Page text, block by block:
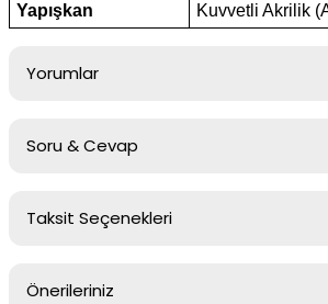
Yapışkan
Kuvvetli Akrilik
Yorumlar
Soru & Cevap
Ürün hakkında henüz soru
Taksit Seçenekleri
Önerileriniz